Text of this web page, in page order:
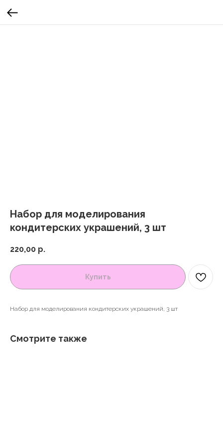
Набор для моделирования
кондитерских украшений, 3 шт
220,00 р.
Купить
Набор для моделирования кондитерских украшений, 3 шт
Смотрите также